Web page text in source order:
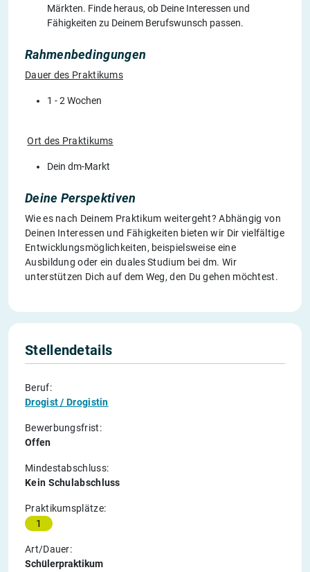
Märkten. Finde heraus, ob Deine Interessen und
Fähigkeiten zu Deinem Berufswunsch passen.
Rahmenbedingungen
Dauer des Praktikums
1 - 2 Wochen
Ort des Praktikums
Dein dm-Markt
Deine Perspektiven
Wie es nach Deinem Praktikum weitergeht? Abhängig von
Deinen Interessen und Fähigkeiten bieten wir Dir vielfältige
Entwicklungsmöglichkeiten, beispielsweise eine
Ausbildung oder ein duales Studium bei dm. Wir
unterstützen Dich auf dem Weg, den Du gehen möchtest.
Stellendetails
Beruf:
Drogist / Drogistin
Bewerbungsfrist:
Offen
Mindestabschluss:
Kein Schulabschluss
Praktikumsplätze:
1
Art/Dauer:
Schülerpraktikum